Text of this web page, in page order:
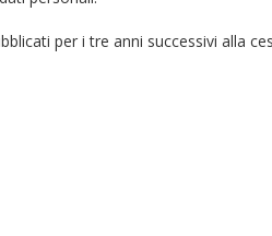
per i tre anni successivi alla